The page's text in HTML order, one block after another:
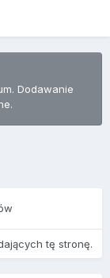
Dodawanie
tę stronę.